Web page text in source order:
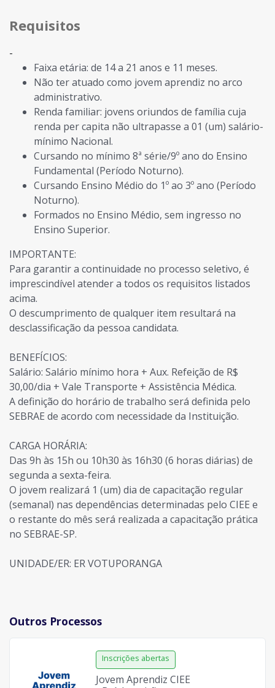
Requisitos
-
Faixa etária: de 14 a 21 anos e 11 meses.
Não ter atuado como jovem aprendiz no arco
administrativo.
Renda familiar: jovens oriundos de família cuja
renda per capita não ultrapasse a 01 (um) salário-
mínimo Nacional.
Cursando no mínimo 8ª série/9º ano do Ensino
Fundamental (Período Noturno).
Cursando Ensino Médio do 1º ao 3º ano (Período
Noturno).
Formados no Ensino Médio, sem ingresso no
Ensino Superior.
IMPORTANTE:
Para garantir a continuidade no processo seletivo, é
imprescindível atender a todos os requisitos listados
acima.
O descumprimento de qualquer item resultará na
desclassificação da pessoa candidata.
BENEFÍCIOS:
Salário: Salário mínimo hora + Aux. Refeição de R$
30,00/dia + Vale Transporte + Assistência Médica.
A definição do horário de trabalho será definida pelo
SEBRAE de acordo com necessidade da Instituição.
CARGA HORÁRIA:
Das 9h às 15h ou 10h30 às 16h30 (6 horas diárias) de
segunda a sexta-feira.
O jovem realizará 1 (um) dia de capacitação regular
(semanal) nas dependências determinadas pelo CIEE e
o restante do mês será realizada a capacitação prática
no SEBRAE-SP.
UNIDADE/ER: ER VOTUPORANGA
Outros Processos
Jovem Aprendiz CIEE